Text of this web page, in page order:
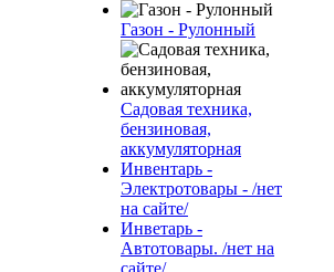
Газон - Рулонный
Садовая техника,
бензиновая,
аккумуляторная
Инвентарь -
Электротовары - /нет
на сайте/
Инветарь -
Автотовары. /нет на
сайте/